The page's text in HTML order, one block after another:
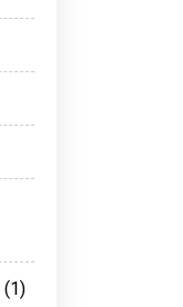
(1)